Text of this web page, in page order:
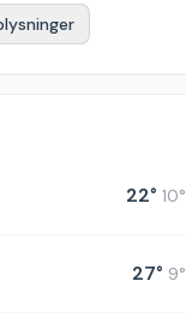
22° 10°
27° 9°